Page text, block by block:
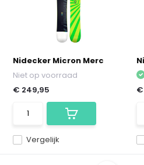
Nidecker Micron Merc
Vergelijk
Niet op voorraad
€ 249,95
€